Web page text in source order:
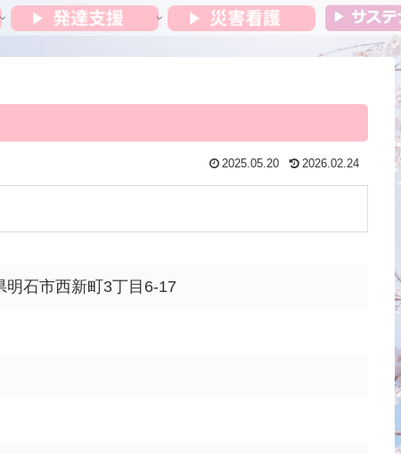
2025.05.20 2026.02.24
明石市西新町3丁目6-17